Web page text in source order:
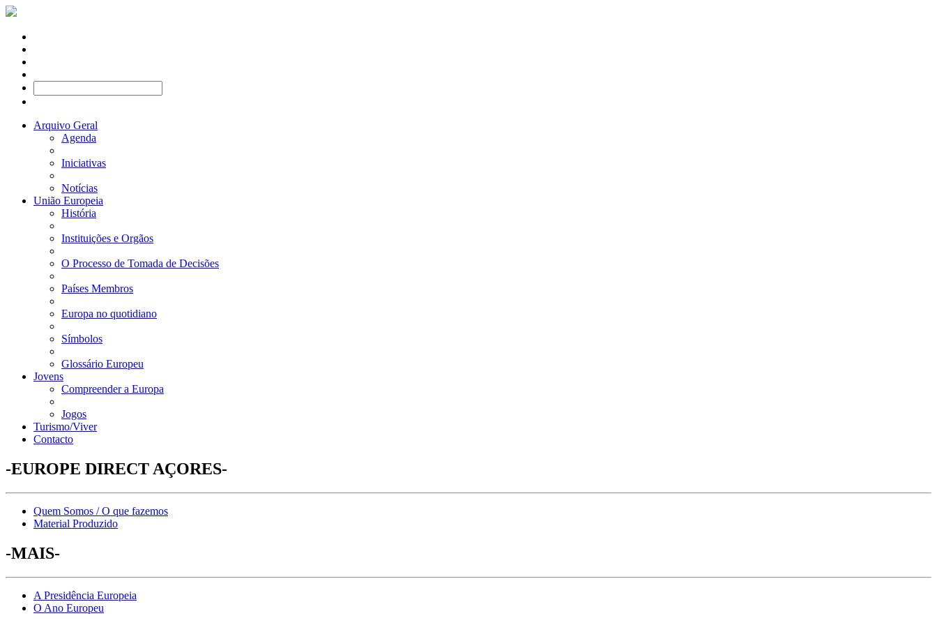
Arquivo Geral
Agenda
Iniciativas
Notícias
União Europeia
História
Instituições e Orgãos
O Processo de Tomada de Decisões
Países Membros
Europa no quotidiano
Símbolos
Glossário Europeu
Jovens
Compreender a Europa
Jogos
Turismo/Viver
Contacto
-EUROPE DIRECT AÇORES-
Quem Somos / O que fazemos
Material Produzido
-MAIS-
A Presidência Europeia
O Ano Europeu